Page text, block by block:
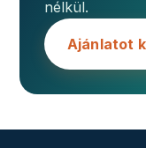
nélkül.
Ajánlatot